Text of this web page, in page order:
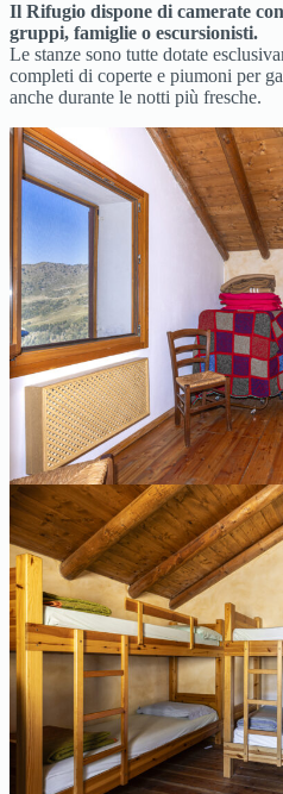
Il Rifugio dispone di camerate
gruppi, famiglie o escursionisti.
Le stanze sono tutte dotate
completi di coperte e piumoni per
anche durante le notti più fresche.